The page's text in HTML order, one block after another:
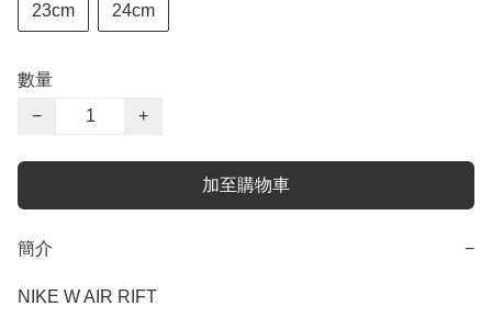
23cm 24cm
數量
−
+
加至購物車
簡介 −
NIKE W AIR RIFT